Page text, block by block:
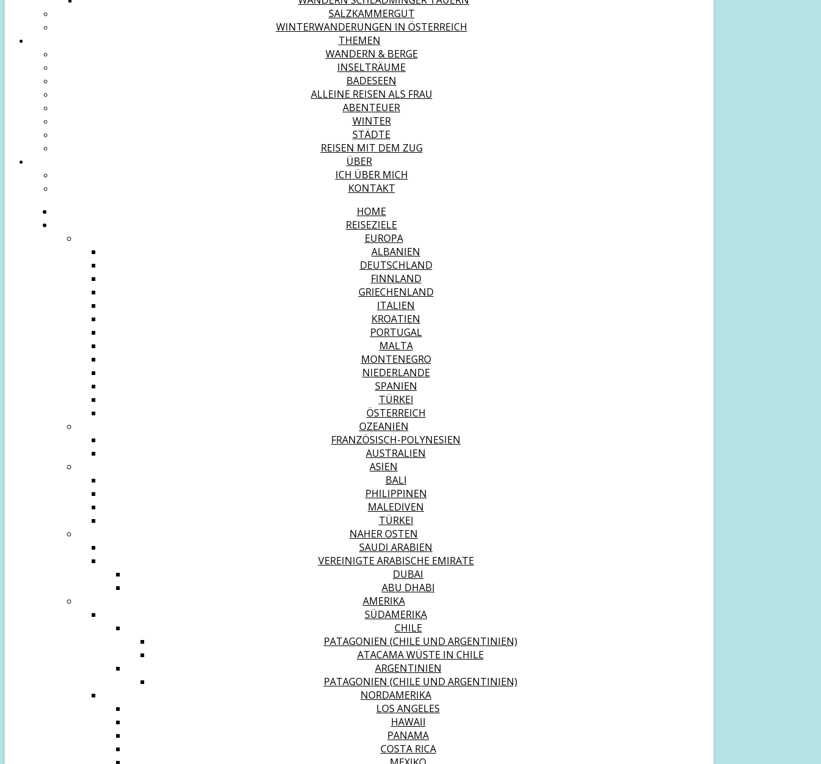
SALZKAMMERGUT
WINTERWANDERUNGEN IN ÖSTERREICH
THEMEN
WANDERN & BERGE
INSELTRÄUME
BADESEEN
ALLEINE REISEN ALS FRAU
ABENTEUER
WINTER
STÄDTE
REISEN MIT DEM ZUG
ÜBER
ICH ÜBER MICH
KONTAKT
HOME
REISEZIELE
EUROPA
ALBANIEN
DEUTSCHLAND
FINNLAND
GRIECHENLAND
ITALIEN
KROATIEN
PORTUGAL
MALTA
MONTENEGRO
NIEDERLANDE
SPANIEN
TÜRKEI
ÖSTERREICH
OZEANIEN
FRANZÖSISCH-POLYNESIEN
AUSTRALIEN
ASIEN
BALI
PHILIPPINEN
MALEDIVEN
TÜRKEI
NAHER OSTEN
SAUDI ARABIEN
VEREINIGTE ARABISCHE EMIRATE
DUBAI
ABU DHABI
AMERIKA
SÜDAMERIKA
CHILE
PATAGONIEN (CHILE UND ARGENTINIEN)
ATACAMA WÜSTE IN CHILE
ARGENTINIEN
PATAGONIEN (CHILE UND ARGENTINIEN)
NORDAMERIKA
LOS ANGELES
HAWAII
PANAMA
COSTA RICA